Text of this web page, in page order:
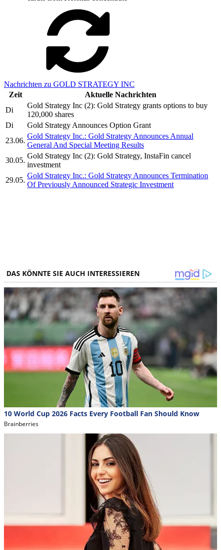
Nachrichten zu GOLD STRATEGY INC
Zeit
Aktuelle Nachrichten
Di
Gold Strategy Inc (2): Gold Strategy grants options to buy
120,000 shares
Di
Gold Strategy Announces Option Grant
23.06.
Gold Strategy Inc.: Gold Strategy Announces Annual
General And Special Meeting Results
30.05.
Gold Strategy Inc (2): Gold Strategy, InstaFin cancel
investment
29.05.
Gold Strategy Inc.: Gold Strategy Announces Termination
Of Previously Announced Strategic Investment